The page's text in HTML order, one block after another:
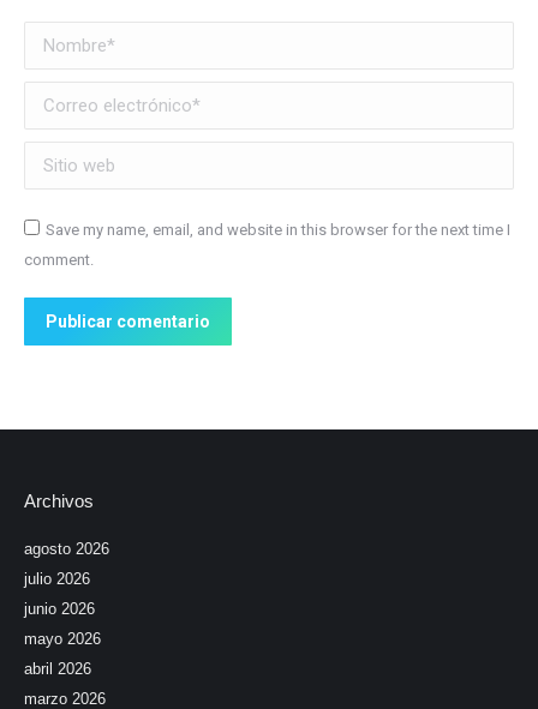
Nombre *
Correo electrónico *
Sitio web
Save my name, email, and website in this browser for the next time I
comment.
Publicar comentario
Archivos
agosto 2026
julio 2026
junio 2026
mayo 2026
abril 2026
marzo 2026